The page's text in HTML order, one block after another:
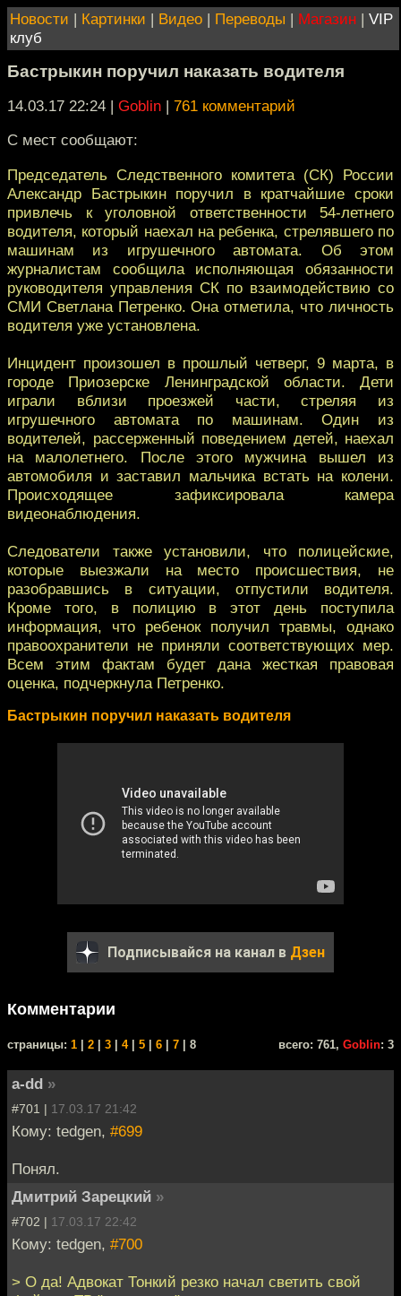
Новости | Картинки | Видео | Переводы | Магазин | VIP
клуб
Бастрыкин поручил наказать водителя
14.03.17 22:24 | Goblin | 761 комментарий
С мест сообщают:
Председатель Следственного комитета (СК) России
Александр Бастрыкин поручил в кратчайшие сроки
привлечь к уголовной ответственности 54-летнего
водителя, который наехал на ребенка, стрелявшего по
машинам из игрушечного автомата. Об этом
журналистам сообщила исполняющая обязанности
руководителя управления СК по взаимодействию со
СМИ Светлана Петренко. Она отметила, что личность
водителя уже установлена.
Инцидент произошел в прошлый четверг, 9 марта, в
городе Приозерске Ленинградской области. Дети
играли вблизи проезжей части, стреляя из
игрушечного автомата по машинам. Один из
водителей, рассерженный поведением детей, наехал
на малолетнего. После этого мужчина вышел из
автомобиля и заставил мальчика встать на колени.
Происходящее зафиксировала камера
видеонаблюдения.
Следователи также установили, что полицейские,
которые выезжали на место происшествия, не
разобравшись в ситуации, отпустили водителя.
Кроме того, в полицию в этот день поступила
информация, что ребенок получил травмы, однако
правоохранители не приняли соответствующих мер.
Всем этим фактам будет дана жесткая правовая
оценка, подчеркнула Петренко.
Бастрыкин поручил наказать водителя
Подписывайся на канал в Дзен
Комментарии
cтраницы: 1 2 3 4| 5 6 7 | 8 всего: 761, Goblin: 3
a-dd »
#701 | 17.03.17 21:42
Кому: tedgen, #699
Понял.
Дмитрий Зарецкий »
#702 | 17.03.17 22:42
Кому: tedgen, #700
> О да! Адвокат Тонкий резко начал светить свой